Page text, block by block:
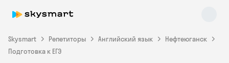
Skysmart Репетиторы Английский язык
Нефтеюганск
Подготовка к ЕГЭ